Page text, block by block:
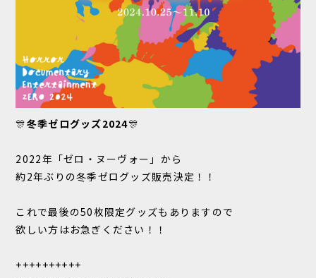
🎊冬季ゼログッズ2024🎊
2022年「ゼロ・ヌーヴォー」から
約2年ぶりの冬季ゼログッズ販売決定！！
これで最後の50枚限定グッズもありますので
欲しい方はお急ぎください！！
++++++++++